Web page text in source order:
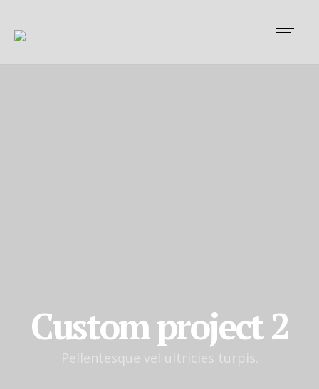
Custom project 2
Pellentesque vel ultricies turpis.